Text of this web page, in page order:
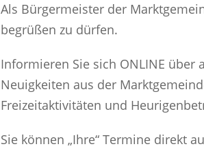
Als Bürgermeister der
begrüßen zu dürfen.
Informieren Sie sich ONLINE
Neuigkeiten aus der
Freizeitaktivitäten und
Sie können „Ihre“ Termine direkt